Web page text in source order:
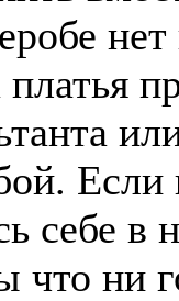
себе
что ни